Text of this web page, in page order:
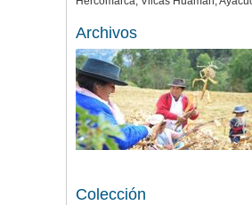
Archivos
Colección